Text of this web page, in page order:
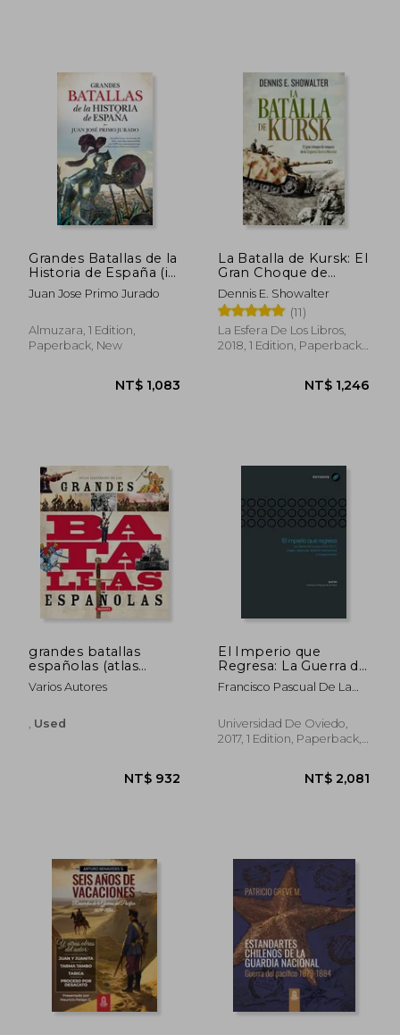
NT$ 1,425
Grandes Batallas de la
Historia de España (in
Spanish)
Juan Jose Primo Jurado
Almuzara, 1 Edition,
Paperback, New
NT$ 1,083
La Batalla de Kursk: El
Gran Choque de
Tanques de la
Segunda Guerra
Mundial (in Spanish)
Dennis E. Showalter
(11)
La Esfera De Los Libros,
2018, 1 Edition, Paperback,
grandes batallas
españolas (atlas
ilustrado) (in Spanish)
Varios Autores
Used
NT$ 932
El Imperio que
Regresa: La Guerra de
Ucrania 2014-2017:
Origen, Desarrollo,
Internacional y
Consecuencias (in
Francisco Pascual De La
Universidad De Oviedo,
2017, 1 Edition, Paperback,